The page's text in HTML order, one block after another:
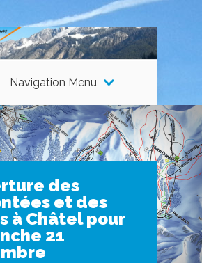
Navigation Menu
des
et des
à Châtel pour
21